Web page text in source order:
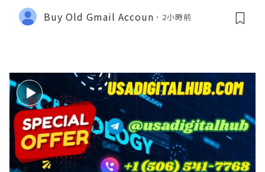
Buy Old Gmail Accoun 2小時前